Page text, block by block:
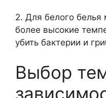
2. Для белого белья
более высокие
убить бактерии и
Выбор